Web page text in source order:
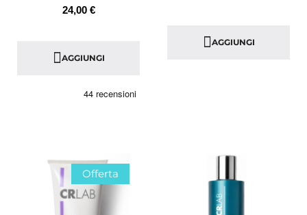
24,00 €
AGGIUNGI
AGGIUNGI
Offerta